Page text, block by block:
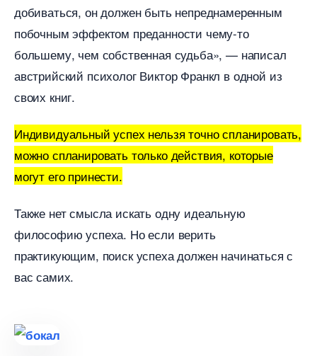
добиваться, он должен быть непреднамеренным
побочным эффектом преданности чему-то
ольшему, чем собственная судьба», — написал
австрийский психолог Виктор Франкл в одной из
своих книг.
Индивидуальный успех нельзя точно спланировать,
можно спланировать только действия, которые
могут его принести.
Также нет смысла искать одну идеальную
философию успеха. Но если верить
практикующим, поиск успеха должен начинаться с
ас самих.